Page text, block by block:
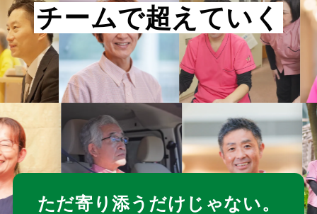
チームで超 え てい く
ただ寄り添うだけじゃない。